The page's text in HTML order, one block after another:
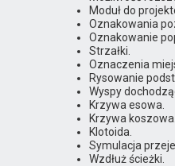
Moduł do
Oznakowania
Oznakowanie
Strzałki.
Oznaczenia
Rysowanie
Wyspy
Krzywa esowa.
Krzywa koszowa.
Klotoida.
Symulacja
Wzdłuż ścieżki.